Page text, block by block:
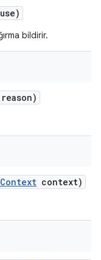
bildirir.
reason)
Context context)